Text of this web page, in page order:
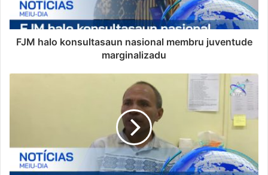
FJM halo konsultasaun nasional membru juventude
marginalizadu